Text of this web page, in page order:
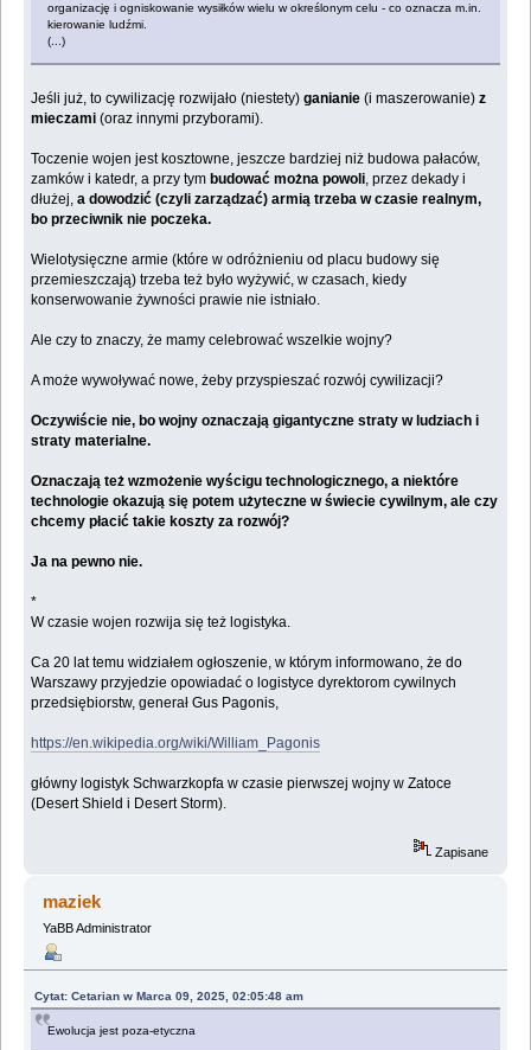
organizację i ogniskowanie wysiłków wielu w określonym celu - co oznacza m.in.
kierowanie ludźmi.
(...)
Jeśli już, to cywilizację rozwijało (niestety)ganianie (i maszerowanie)z
mieczami(oraz innymi przyborami).
Toczenie wojen jest kosztowne, jeszcze bardziej niż budowa pałaców,
zamków i katedr, a przy tym budować można powoli, przez dekady i
dłużej, a dowodzić (czyli zarządzać) armią trzeba w czasie realnym,
bo przeciwnik nie poczeka.
Wielotysięczne armie (które w odróżnieniu od placu budowy się
przemieszczają) trzeba też było wyżywić, w czasach, kiedy
konserwowanie żywności prawie nie istniało.
Ale czy to znaczy, że mamy celebrować wszelkie wojny?
A może wywoływać nowe, żeby przyspieszać rozwój cywilizacji?
Oczywiście nie, bo wojny oznaczają gigantyczne straty w ludziach i
straty materialne.
Oznaczają też wzmożenie wyścigu technologicznego, a niektóre
technologie okazują się potem użyteczne w świecie cywilnym, ale czy
chcemy płacić takie koszty za rozwój?
Ja na pewno nie.
*
W czasie wojen rozwija się też logistyka.
Ca 20 lat temu widziałem ogłoszenie, w którym informowano, że do
Warszawy przyjedzie opowiadać o logistyce dyrektorom cywilnych
przedsiębiorstw, generał Gus Pagonis,
https://en.wikipedia.org/wiki/William_Pagonis
główny logistyk Schwarzkopfa w czasie pierwszej wojny w Zatoce
(Desert Shield i Desert Storm).
Zapisane
maziek
YaBB Administrator
Cytat: Cetarian w Marca 09, 2025, 02:05:48 am
Ewolucja jest poza-etyczna